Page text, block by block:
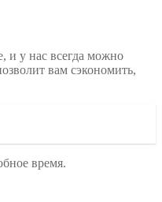
и у нас всегда можно
вам сэкономить,
время.